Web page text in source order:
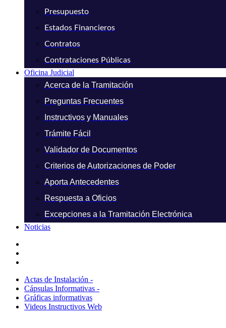
Presupuesto
Estados Financieros
Contratos
Contrataciones Públicas
Oficina Judicial
Acerca de la Tramitación
Preguntas Frecuentes
Instructivos y Manuales
Trámite Fácil
Validador de Documentos
Criterios de Autorizaciones de Poder
Aporta Antecedentes
Respuesta a Oficios
Excepciones a la Tramitación Electrónica
Noticias
Actas de Instalación -
Cápsulas Informativas -
Gráficas informativas
Videos Instructivos Web